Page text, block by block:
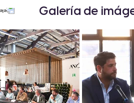
Galería de